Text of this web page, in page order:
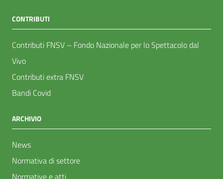
CONTRIBUTI
Contributi FNSV – Fondo Nazionale per lo Spettacolo dal
Vivo
Contributi extra FNSV
Bandi Covid
ARCHIVIO
News
Normativa di settore
Normative e atti